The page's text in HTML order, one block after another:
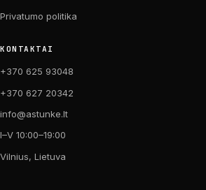
Privatumo politika
KONTAKTAI
+370 625 93048
+370 627 20342
info@astunke.lt
I–V 10:00–19:00
Vilnius, Lietuva